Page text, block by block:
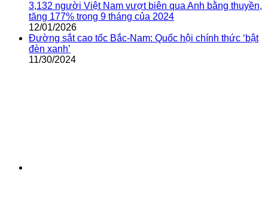
3,132 người Việt Nam vượt biên qua Anh bằng thuyền,
tăng 177% trong 9 tháng của 2024
12/01/2026
Đường sắt cao tốc Bắc-Nam: Quốc hội chính thức ‘bật
đèn xanh’
11/30/2024